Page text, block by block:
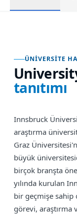
ÜNIVERSITE
tanıtımı
Innsbruck
araştırma
Graz
büyük
birçok branşta
yılında kurulan
bir geçmişe sahip
görevi, araştırma